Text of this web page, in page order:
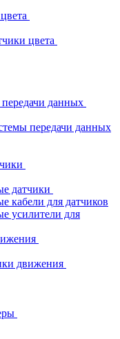
цвета
данных
передачи данных
датчики
кабели для датчиков
усилители для
движения